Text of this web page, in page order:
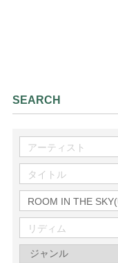
SEARCH